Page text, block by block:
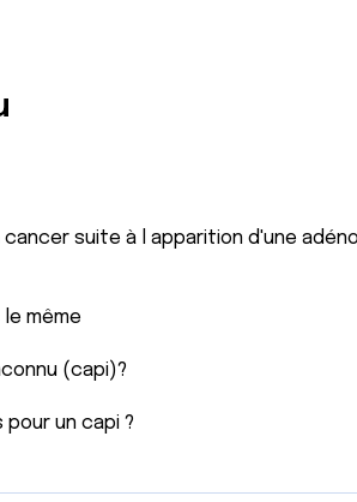
cancer suite à l apparition d'une
même
(capi)?
un capi ?